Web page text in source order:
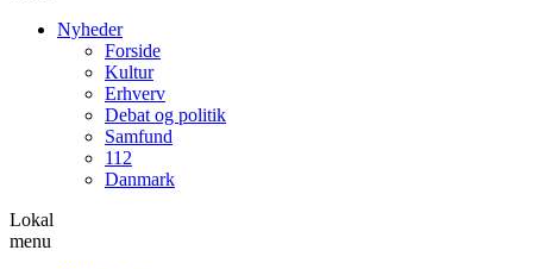
Nyheder
Forside
Kultur
Erhverv
Debat og politik
Samfund
112
Danmark
Lokal
menu